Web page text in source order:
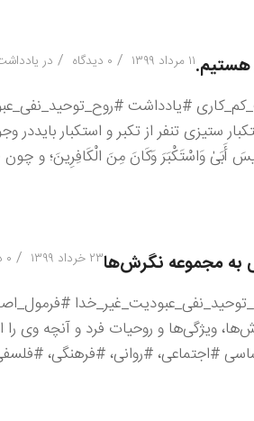
۱۱ مرداد ۱۳۹۹ / ۰ دیدگاه / در
#یادداشت
أَبَىٰ وَاسْتَكْبَرَ وَكَانَ مِنَ الْكَافِرِينَ؛ و
۲۳ خرداد ۱۳۹۹ / ۰ دیدگاه
ویژگی‌ها و روحیات فرد و آنچه وی را
#روانی، #فرهنگی،